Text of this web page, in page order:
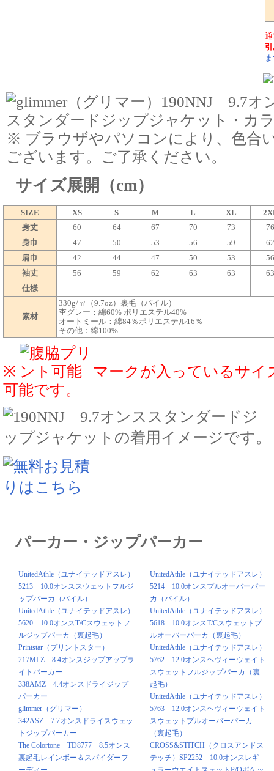
※ ブラウザやパソコンにより、色合
ございます。ご了承ください。
サイズ展開（cm）
SIZE XS S M L XL
身丈
60 64 67 70 73
76
身巾
47 50 53 56 59
62
肩巾
42 44 47 50 53
56
袖丈
56 59 62 63 63
63
仕様
- - - - - -
素材
330g/㎡（9.7oz）裏毛（パイル）
杢グレー：綿60% ポリエステル40%
オートミール：綿84％ポリエステル16％
その他：綿100%
※
マークが入っているサイ
可能です。
パーカー・ジップパーカー
UnitedAthle（ユナイテッドアスレ）
5213 10.0オンススウェットフルジ
ップパーカ（パイル）
UnitedAthle（ユナイテッドアスレ）
5620 10.0オンスT/Cスウェットフ
ルジップパーカ（裏起毛）
Printstar（プリントスター）
217MLZ 8.4オンスジップアップラ
イトパーカー
338AMZ 4.4オンスドライジップ
パーカー
glimmer（グリマー）
342ASZ 7.7オンスドライスウェッ
トジップパーカー
The Colortone TD8777 8.5オンス
裏起毛レインボー＆スパイダーフ
UnitedAthle（ユナイテッドアスレ）
5214 10.0オンスプルオーバーパー
カ（パイル）
UnitedAthle（ユナイテッドアスレ）
5618 10.0オンスT/Cスウェットプ
ルオーバーパーカ（裏起毛）
UnitedAthle（ユナイテッドアスレ）
5762 12.0オンスヘヴィーウェイト
スウェットフルジップパーカ（裏
起毛）
UnitedAthle（ユナイテッドアスレ）
5763 12.0オンスヘヴィーウェイト
スウェットプルオーバーパーカ
（裏起毛）
CROSS&STITCH（クロスアンドス
テッチ）SP2252 10.0オンスレギ